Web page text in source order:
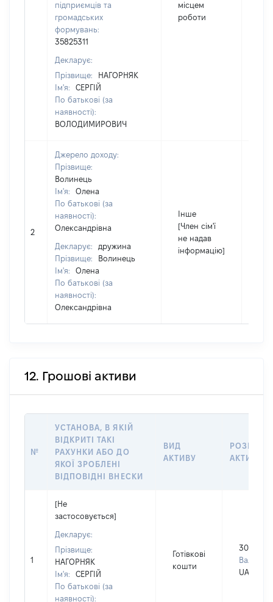
підприємців та
громадських
формувань:
35825311
Декларує:
Прізвище:
НАГОРНЯК
Ім'я:
СЕРГІЙ
По батькові (за
наявності):
ВОЛОДИМИРОВИЧ
місцем
роботи
2
Джерело доходу:
Прізвище:
Волинець
Ім'я:
Олена
По батькові (за
наявності):
Олександрівна
Декларує:
дружина
Прізвище:
Волинець
Ім'я:
Олена
По батькові (за
наявності):
Олександрівна
Інше
[Член сім'ї
не надав
інформацію]
12. Грошові активи
№
УСТАНОВА, В ЯКІЙ
ВІДКРИТІ ТАКІ
РАХУНКИ АБО ДО
ЯКОЇ ЗРОБЛЕНІ
ВІДПОВІДНІ ВНЕСКИ
ВИД
АКТИВУ
РОЗМІР
АКТИВУ
1
[Не
застосовується]
Декларує:
Прізвище:
НАГОРНЯК
Ім'я:
СЕРГІЙ
По батькові (за
наявності):
Готівкові
кошти
300000
Валюта:
UAH